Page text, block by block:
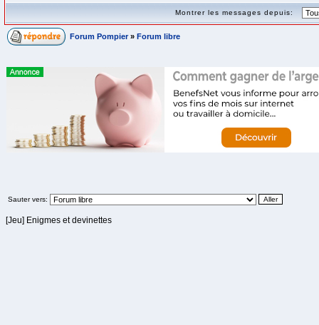
Montrer les messages depuis:
Forum Pompier » Forum libre
Sauter vers:
[Jeu] Enigmes et devinettes